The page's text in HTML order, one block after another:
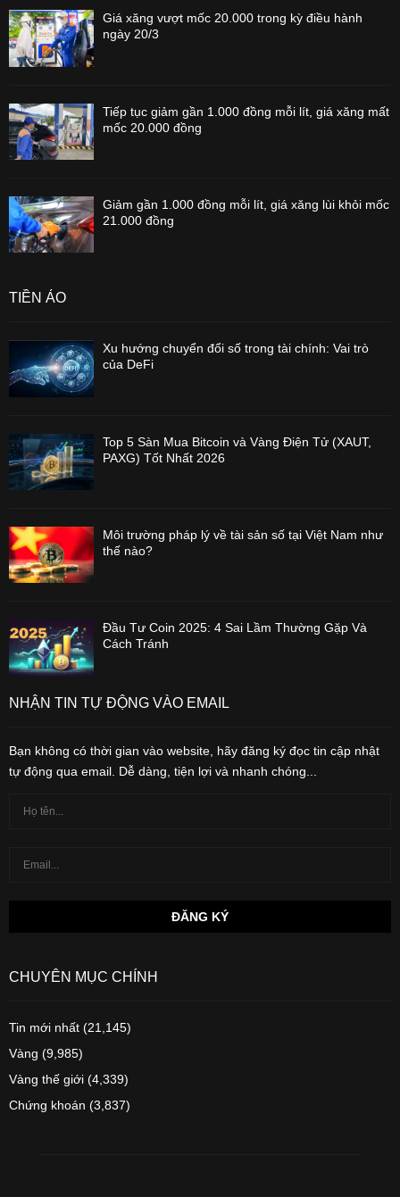
Giá xăng vượt mốc 20.000 trong kỳ điều hành
ngày 20/3
Tiếp tục giảm gần 1.000 đồng mỗi lít, giá xăng mất
mốc 20.000 đồng
Giảm gần 1.000 đồng mỗi lít, giá xăng lùi khỏi mốc
21.000 đồng
TIỀN ẢO
Xu hướng chuyển đổi số trong tài chính: Vai trò
của DeFi
Top 5 Sàn Mua Bitcoin và Vàng Điện Tử (XAUT,
PAXG) Tốt Nhất 2026
Môi trường pháp lý về tài sản số tại Việt Nam như
thế nào?
Đầu Tư Coin 2025: 4 Sai Lầm Thường Gặp Và
Cách Tránh
NHẬN TIN TỰ ĐỘNG VÀO EMAIL
Bạn không có thời gian vào website, hãy đăng ký đọc tin cập nhật
tự động qua email. Dễ dàng, tiện lợi và nhanh chóng...
CHUYÊN MỤC CHÍNH
Tin mới nhất (21,145)
Vàng (9,985)
Vàng thế giới (4,339)
Chứng khoán (3,837)